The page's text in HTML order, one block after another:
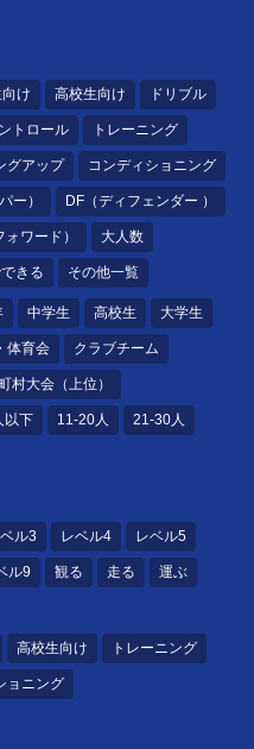
け 高校生向け ドリブル
トロール トレーニング
グアップ コンディショニング
ー） DF（ディフェンダー ）
ォワード） 大人数
きる その他一覧
中学生 高校生 大学生
体育会 クラブチーム
村大会（上位）
以下 11-20人 21-30人
ル3 レベル4 レベル5
ル9 観る 走る 運ぶ
高校生向け トレーニング
ョニング